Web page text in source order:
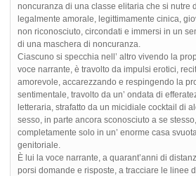
noncuranza di una classe elitaria che si nutre
legalmente amorale, legittimamente cinica,
non riconosciuto, circondati e immersi in un
di una maschera di noncuranza.
Ciascuno si specchia nell’ altro vivendo la
voce narrante, è travolto da impulsi erotici,
amorevole, accarezzando e respingendo la
sentimentale, travolto da un’ ondata di
letteraria, strafatto da un micidiale cocktail di
sesso, in parte ancora sconosciuto a se
completamente solo in un’ enorme casa
genitoriale.
È lui la voce narrante, a quarant’anni di
porsi domande e risposte, a tracciare le linee